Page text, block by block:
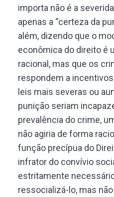
importa não é a
apenas a “certeza da
além, dizendo que o
econômica do direito é
racional, mas que os
respondem a
leis mais severas ou
punição seriam
prevalência do crime,
não agiria de forma
função precípua do
infrator do convívio
estritamente
ressocializá-lo, mas